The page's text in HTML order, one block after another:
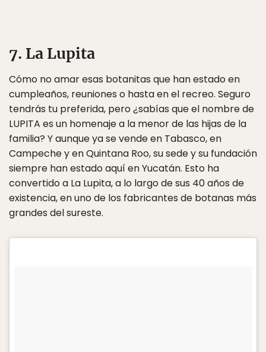
7. La Lupita
Cómo no amar esas botanitas que han estado en
cumpleaños, reuniones o hasta en el recreo. Seguro
tendrás tu preferida, pero ¿sabías que el nombre de
LUPITA es un homenaje a la menor de las hijas de la
familia? Y aunque ya se vende en Tabasco, en
Campeche y en Quintana Roo, su sede y su fundación
siempre han estado aquí en Yucatán. Esto ha
convertido a La Lupita, a lo largo de sus 40 años de
existencia, en uno de los fabricantes de botanas más
grandes del sureste.